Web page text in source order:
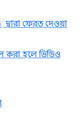
দ্বারা ফেরত দেওয়া
করা হলে ভিডিও